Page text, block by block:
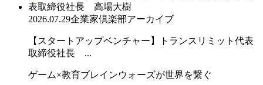
2026.07.29企業家倶楽部アーカイブ
【スタートアップベンチャー】トランスリミット代表
取締役社長 ...
ゲーム×教育ブレインウォーズが世界を繋ぐ